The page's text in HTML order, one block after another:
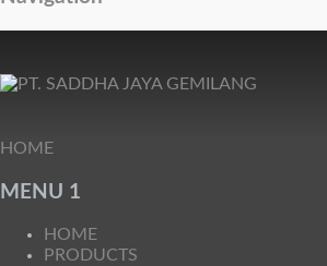
HOME
MENU 1
HOME
PRODUCTS